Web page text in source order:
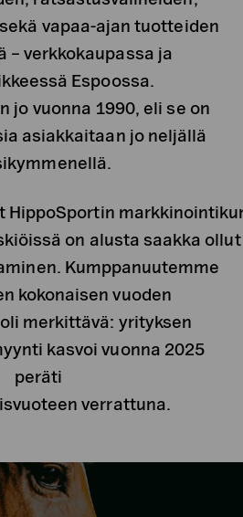
vapaa-ajan tuotteiden
– verkkokaupassa ja
Espoossa.
jo vuonna 1990, eli se on
asiakkaitaan jo neljällä
HippoSportin
on alusta saakka
Kumppanuutemme
kokonaisen vuoden
merkittävä: yrityksen
kasvoi vuonna 2025
peräti
verrattuna.